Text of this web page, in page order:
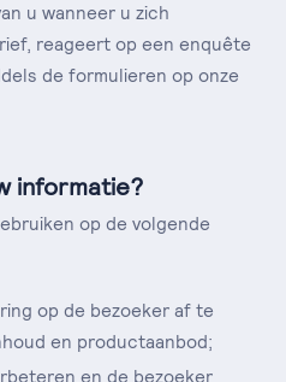
u wanneer u zich
reageert op een enquête
de formulieren op onze
informatie?
op de volgende
op de bezoeker af te
en productaanbod;
en de bezoeker